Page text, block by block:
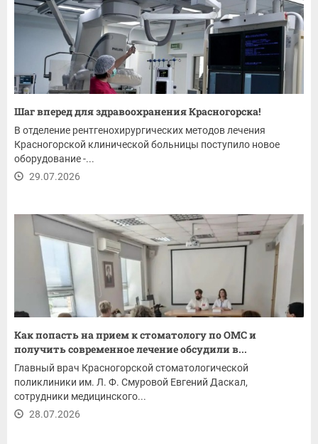
Шаг вперед для здравоохранения Красногорска!
В отделение рентгенохирургических методов лечения
Красногорской клинической больницы поступило новое
оборудование -...
29.07.2026
Как попасть на прием к стоматологу по ОМС и
получить современное лечение обсудили в...
Главный врач Красногорской стоматологической
поликлиники им. Л. Ф. Смуровой Евгений Даскал,
сотрудники медицинского...
28.07.2026